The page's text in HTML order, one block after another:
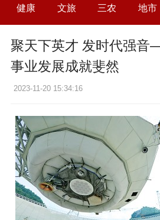
健康 文旅 三农 地市
聚天下英才 发时代强
事业发展成就斐然
2023-11-20 15:34:16